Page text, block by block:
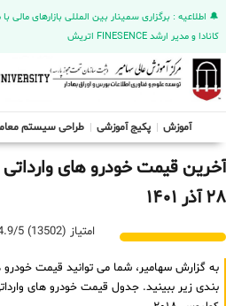
کانادا و مدیر ارشد FINESENCE اتریش
آموزش پکیج آموزشی طراحی سیستم
آخرین قیمت خودرو های وارداتی
۲۸ آذر ۱۴۰۱
امتیاز (13502) 4.9/5
به گزارش سهامیر، شما می توانید قیمت خودرو
بندی زیر ببینید. جدول قیمت خودرو های